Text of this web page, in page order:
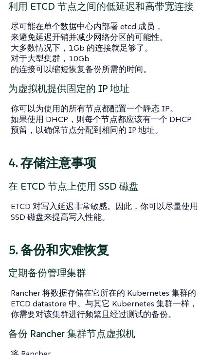
利用 ETCD 节点之间的低延迟和高带宽连接
尽可能在单个数据中心内部署 etcd 成员，
来避免延迟开销并减少网络分区的可能性。
大多数情况下，1Gb 的连接就足够了。
对于大型集群，10Gb
的连接可以缩短恢复备份所需的时间。
为虚拟机提供固定的 IP 地址
你可以为使用的所有节点都配置一个静态 IP。
如果使用 DHCP，则每个节点都应该有一个 DHCP
预留，以确保节点分配到相同的 IP 地址。
4. 存储注意事项
在 ETCD 节点上使用 SSD 磁盘
ETCD 对写入延迟非常敏感。因此，你可以尽量使用
SSD 磁盘来提高写入性能。
5. 备份和灾难恢复
定期备份管理集群
Rancher 将数据存储在它所在的 Kubernetes 集群的
ETCD datastore 中。与其它 Kubernetes 集群一样，
你需要对该集群进行频繁且经过测试的备份。
备份 Rancher 集群节点虚拟机